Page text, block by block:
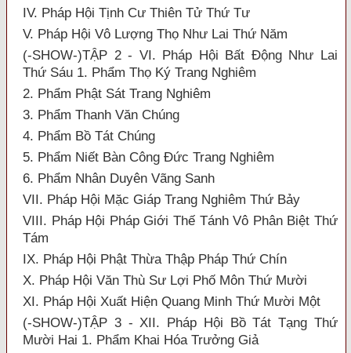
IV. Pháp Hội Tịnh Cư Thiên Tử Thứ Tư
V. Pháp Hội Vô Lượng Thọ Như Lai Thứ Năm
(-SHOW-)TẬP 2 - VI. Pháp Hội Bất Động Như Lai
Thứ Sáu 1. Phẩm Thọ Ký Trang Nghiêm
2. Phẩm Phật Sát Trang Nghiêm
3. Phẩm Thanh Văn Chúng
4. Phẩm Bồ Tát Chúng
5. Phẩm Niết Bàn Công Đức Trang Nghiêm
6. Phẩm Nhân Duyên Vãng Sanh
VII. Pháp Hội Mặc Giáp Trang Nghiêm Thứ Bảy
VIII. Pháp Hội Pháp Giới Thế Tánh Vô Phân Biệt Thứ
Tám
IX. Pháp Hội Phật Thừa Thập Pháp Thứ Chín
X. Pháp Hội Văn Thù Sư Lợi Phố Môn Thứ Mười
XI. Pháp Hội Xuất Hiện Quang Minh Thứ Mười Một
(-SHOW-)TẬP 3 - XII. Pháp Hội Bồ Tát Tạng Thứ
Mười Hai 1. Phẩm Khai Hóa Trưởng Giả